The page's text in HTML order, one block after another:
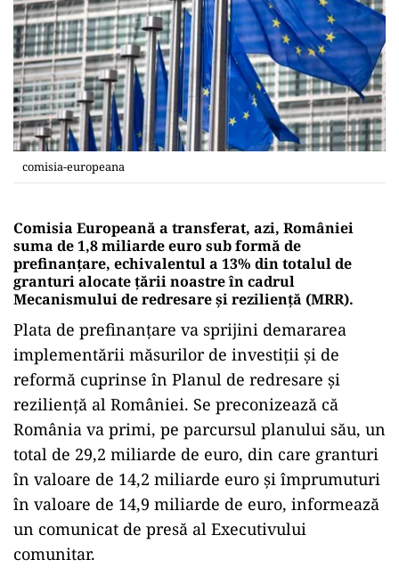
comisia-europeana
Comisia Europeană a transferat, azi, României
suma de 1,8 miliarde euro sub formă de
prefinanţare, echivalentul a 13% din totalul de
granturi alocate țării noastre în cadrul
Mecanismului de redresare şi rezilienţă (MRR).
Plata de prefinanţare va sprijini demararea
implementării măsurilor de investiţii şi de
reformă cuprinse în Planul de redresare şi
rezilienţă al României. Se preconizează că
România va primi, pe parcursul planului său, un
total de 29,2 miliarde de euro, din care granturi
în valoare de 14,2 miliarde euro şi împrumuturi
în valoare de 14,9 miliarde de euro, informează
un comunicat de presă al Executivului
comunitar.